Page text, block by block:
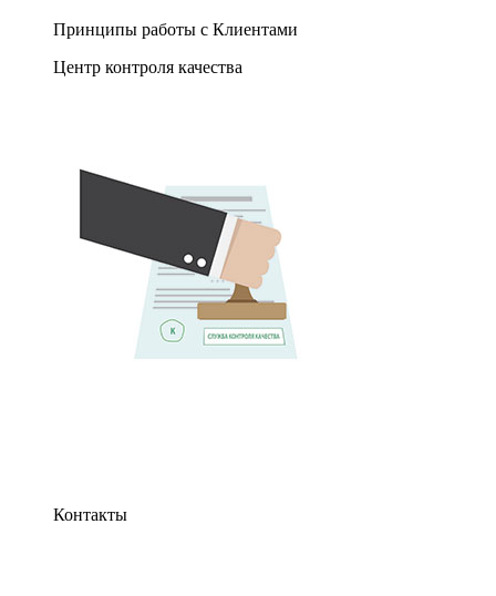
Принципы работы с Клиентами
Центр контроля качества
Контакты